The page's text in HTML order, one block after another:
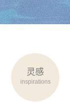
灵感
inspirations